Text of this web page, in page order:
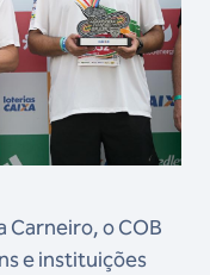
Carneiro, o COB
e instituições